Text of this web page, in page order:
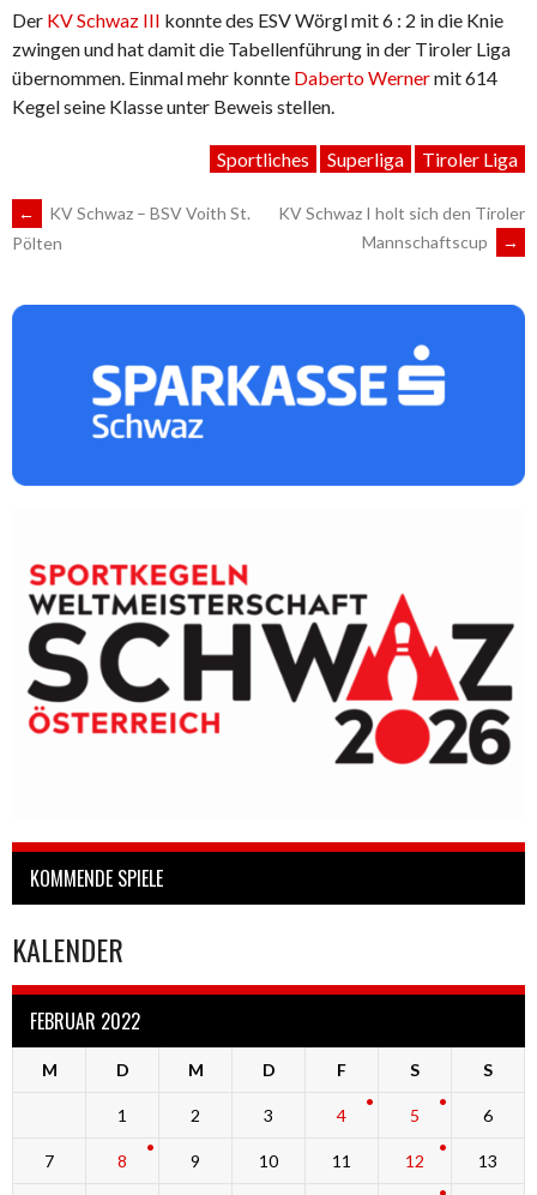
Der KV Schwaz III konnte des ESV Wörgl mit 6 : 2 in die Knie
zwingen und hat damit die Tabellenführung in der Tiroler Liga
übernommen. Einmal mehr konnte Daberto Wernermit 614
Kegel seine Klasse unter Beweis stellen.
Sportliches Superliga Tiroler Liga
ARTIKEL-
NAVIGATION
←
KV Schwaz – BSV Voith St.
Pölten
KV Schwaz I holt sich den Tiroler
Mannschaftscup
→
KOMMENDE SPIELE
KALENDER
FEBRUAR 2022
M D M D F S S
1 2 3 4 5 6
7 8 9 10 11 12 13